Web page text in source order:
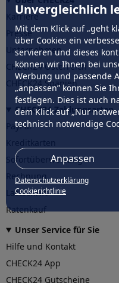
Unvergleichlich
Mit dem Klick auf „geht
über Cookies ein
servieren und dieses
können wir Ihnen bei
Werbung und passende
„anpassen” können Sie
festlegen. Dies ist auch
dem Klick auf „Nur
technisch notwendige
Anpassen
Datenschutzerklärung
Cookierichtlinie
Karriere
Presse
Unternehmen
CHECK24 Österreich
CHECK24 Spanien
CHECK24 Zahlungsarten
PayPal
Sofortüberweisung
Rechnung
Lastschrift
Ratenkauf
Unser Service für Sie
Hilfe und Kontakt
CHECK24 App
CHECK24 Gutscheine